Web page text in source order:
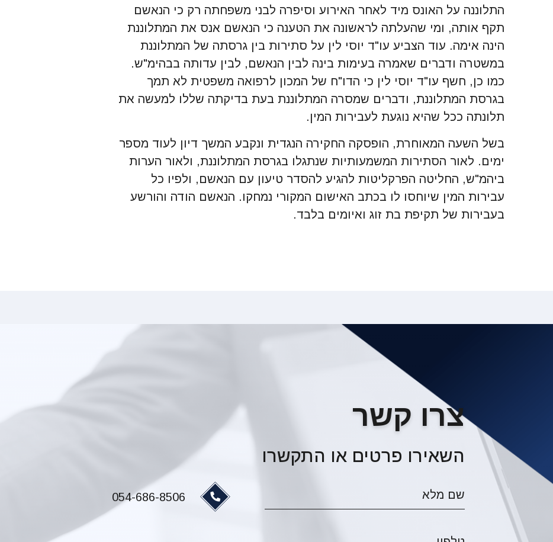
התלוננה על האונס מיד לאחר האירוע וסיפרה לבני משפחתה רק כי הנאשם
תקף אותה, ומי שהעלתה לראשונה את הטענה כי הנאשם אנס את המתלוננת
הינה אימה. עוד הצביע עו"ד יוסי לין על סתירות בין גרסתה של המתלוננת
במשטרה ודברים שאמרה בעימות בינה לבין הנאשם, לבין עדותה בבהימ"ש.
כמו כן, חשף עו"ד יוסי לין כי הדו"ח של המכון לרפואה משפטית לא תמך
בגרסת המתלוננת, ודברים שמסרה המתלוננת בעת בדיקתה שללו למעשה את
תלונתה ככל שהיא נוגעת לעבירות המין.
בשל השעה המאוחרת, הופסקה החקירה הנגדית ונקבע המשך דיון לעוד מספר
ימים. לאור הסתירות המשמעותיות שנתגלו בגרסת המתלוננת, ולאור הערות
ביהמ"ש, החליטה הפרקליטות להגיע להסדר טיעון עם הנאשם, ולפיו כל
עבירות המין שיוחסו לו בכתב האישום המקורי נמחקו. הנאשם הודה והורשע
בעבירות של תקיפת בת זוג ואיומים בלבד.
צרו קשר
השאירו פרטים או התקשרו
054-686-8506